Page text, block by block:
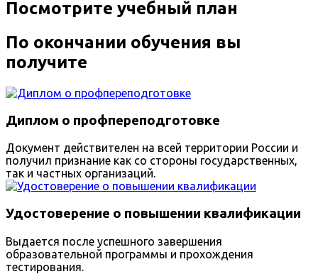
Посмотрите учебный план
По окончании обучения вы
получите
Диплом о профпереподготовке
Документ действителен на всей территории России и
получил признание как со стороны государственных,
так и частных организаций.
Удостоверение о повышении квалификации
Выдается после успешного завершения
образовательной программы и прохождения
тестирования.